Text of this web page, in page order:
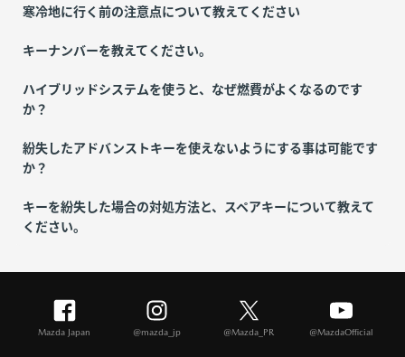
寒冷地に行く前の注意点について教えてください
キーナンバーを教えてください。
ハイブリッドシステムを使うと、なぜ燃費がよくなるのです
か？
紛失したアドバンストキーを使えないようにする事は可能です
か？
キーを紛失した場合の対処方法と、スペアキーについて教えて
ください。
Mazda Japan @mazda_jp @Mazda_PR @MazdaOfficial